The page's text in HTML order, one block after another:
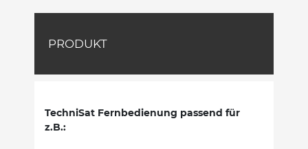
PRODUKT
TechniSat Fernbedienung passend für
z.B.: